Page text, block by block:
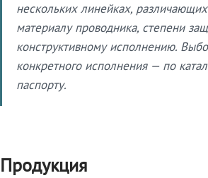
нескольких линейках,
материалу проводника, степени
конструктивному исполнению.
конкретного исполнения — по
паспорту.
Продукция